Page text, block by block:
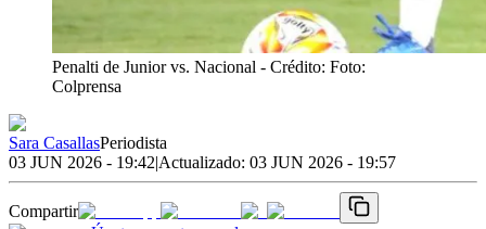
Penalti de Junior vs. Nacional - Crédito: Foto:
Colprensa
Sara CasallasPeriodista
03 JUN 2026 - 19:42|Actualizado: 03 JUN 2026 - 19:57
Compartir